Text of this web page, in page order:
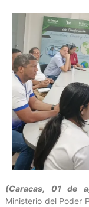
(Caracas, 01 de
Ministerio del Poder